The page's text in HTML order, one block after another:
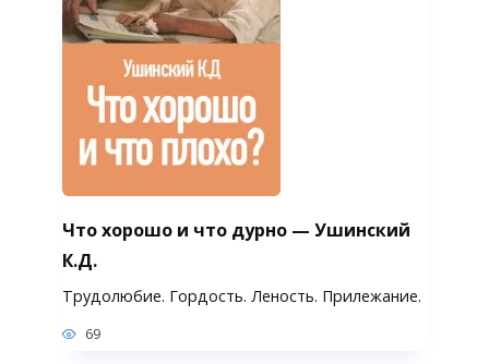
Что хорошо и что дурно — Ушинский
К.Д.
Трудолюбие. Гордость. Леность. Прилежание.
69